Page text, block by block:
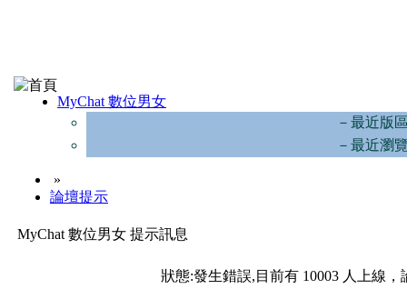
MyChat 數位男女
－最近版
－最近瀏
»
論壇提示
MyChat 數位男女 提示訊息
狀態:發生錯誤,目前有 10003 人上線